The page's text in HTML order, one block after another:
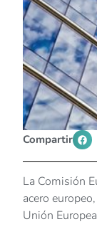
Compartir
La Comisión
acero
Unión